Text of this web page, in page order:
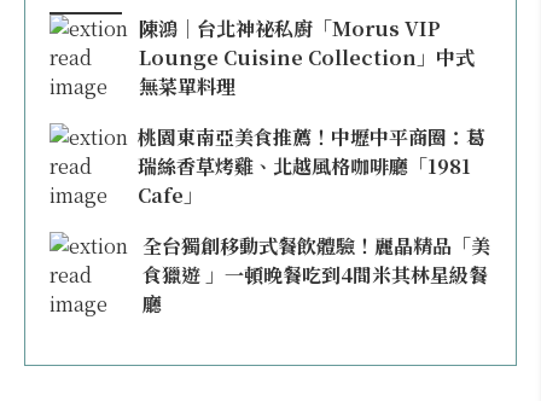
陳鴻｜台北神祕私廚「Morus VIP
Lounge Cuisine Collection」中式
無菜單料理
桃園東南亞美食推薦！中壢中平商圈：葛
瑞絲香草烤雞、北越風格咖啡廳「1981
Cafe」
全台獨創移動式餐飲體驗！麗晶精品「美
食獵遊 」一頓晚餐吃到4間米其林星級餐
廳